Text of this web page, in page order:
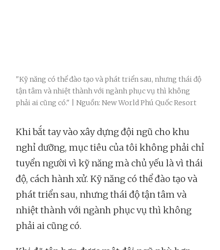
"Kỹ năng có thể đào tạo và phát triển sau, nhưng thái độ
tận tâm và nhiệt thành với ngành phục vụ thì không
phải ai cũng có." | Nguồn: New World Phú Quốc Resort
Khi bắt tay vào xây dựng đội ngũ cho khu
nghỉ dưỡng, mục tiêu của tôi không phải chỉ
tuyển người vì kỹ năng mà chủ yếu là vì thái
độ, cách hành xử. Kỹ năng có thể đào tạo và
phát triển sau, nhưng thái độ tận tâm và
nhiệt thành với ngành phục vụ thì không
phải ai cũng có.